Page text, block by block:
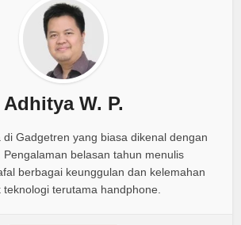
Adhitya W. P.
di Gadgetren yang biasa dikenal dengan
Pengalaman belasan tahun menulis
berbagai keunggulan dan kelemahan
teknologi terutama handphone.